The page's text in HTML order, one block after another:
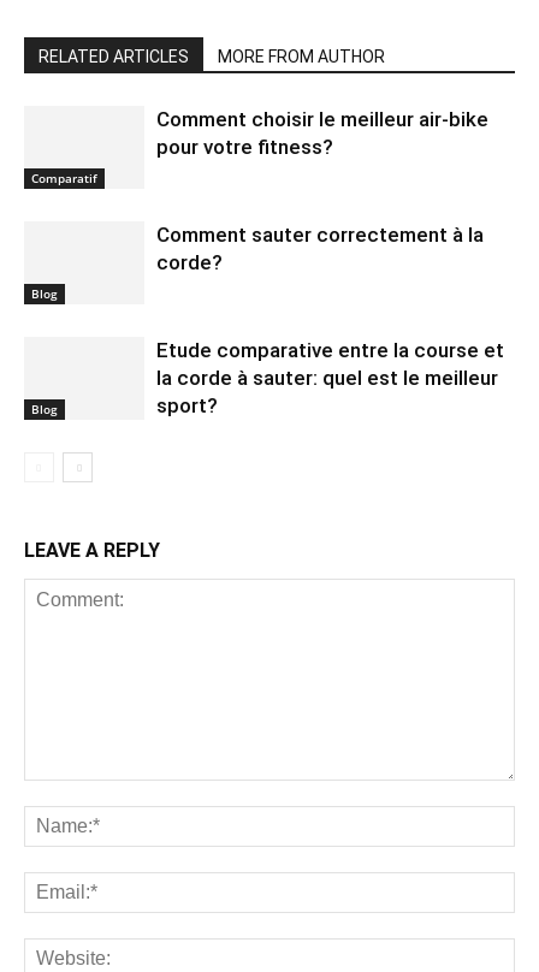
RELATED ARTICLES MORE FROM AUTHOR
Comparatif
Comment choisir le meilleur air-bike
pour votre fitness?
Blog
Comment sauter correctement à la
corde?
Blog
Etude comparative entre la course et
la corde à sauter: quel est le meilleur
sport?
LEAVE A REPLY